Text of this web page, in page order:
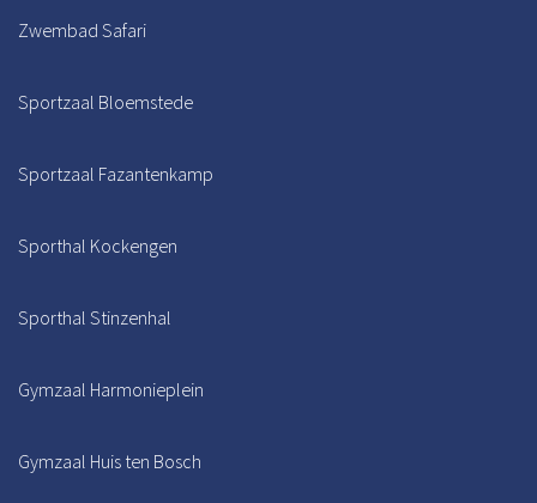
Zwembad Safari
Sportzaal Bloemstede
Sportzaal Fazantenkamp
Sporthal Kockengen
Sporthal Stinzenhal
Gymzaal Harmonieplein
Gymzaal Huis ten Bosch